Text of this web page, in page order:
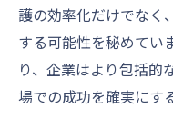
護の効率化だけでなく
する可能性を秘めてい
り、企業はより包括的
場での成功を確実にす